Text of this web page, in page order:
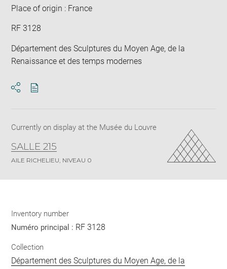
Place of origin : France
RF 3128
Département des Sculptures du Moyen Age, de la
Renaissance et des temps modernes
Currently on display at the Musée du Louvre
SALLE 215
AILE RICHELIEU, NIVEAU 0
Inventory number
Numéro principal : RF 3128
Collection
Département des Sculptures du Moyen Age, de la